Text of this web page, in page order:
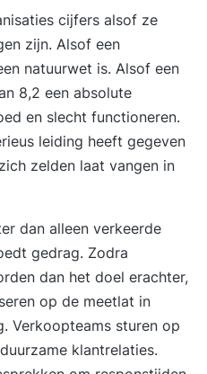
oefenen en
succes mogelijk.
als je er elke
gaat. " Door middel
je beter leren omgaan
leren concentreren, en
vergroten. Dit kun
mentale
doelen stellen,
en
van deze technieken
Voor wie is deze
u wat u moet doen
te creëren en
cijfers alsof ze
zijn. Alsof een
natuurwet is. Alsof een
8,2 een absolute
en slecht functioneren.
leiding heeft gegeven
zelden laat vangen in
dan alleen verkeerde
gedrag. Zodra
dan het doel erachter,
op de meetlat in
Verkoopteams sturen op
klantrelaties.